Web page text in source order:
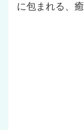
に包まれる、